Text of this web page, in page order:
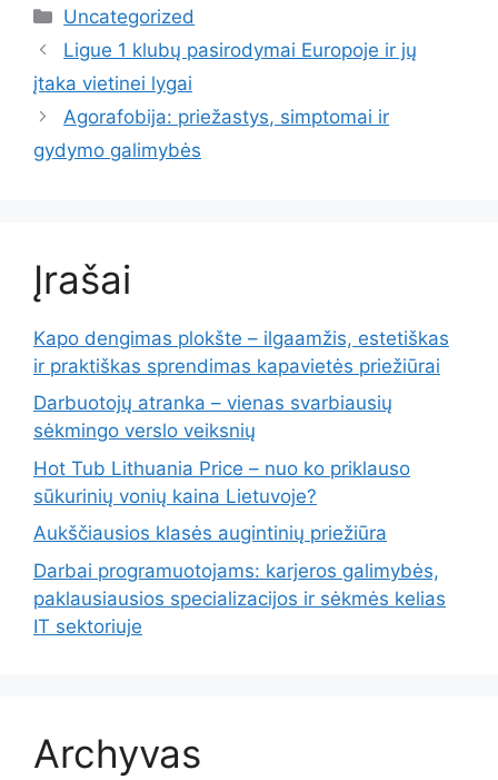
Kategorijos
Uncategorized
Ligue 1 klubų pasirodymai Europoje ir jų
įtaka vietinei lygai
Agorafobija: priežastys, simptomai ir
gydymo galimybės
Įrašai
Kapo dengimas plokšte – ilgaamžis, estetiškas
ir praktiškas sprendimas kapavietės priežiūrai
Darbuotojų atranka – vienas svarbiausių
sėkmingo verslo veiksnių
Hot Tub Lithuania Price – nuo ko priklauso
sūkurinių vonių kaina Lietuvoje?
Aukščiausios klasės augintinių priežiūra
Darbai programuotojams: karjeros galimybės,
paklausiausios specializacijos ir sėkmės kelias
IT sektoriuje
Archyvas